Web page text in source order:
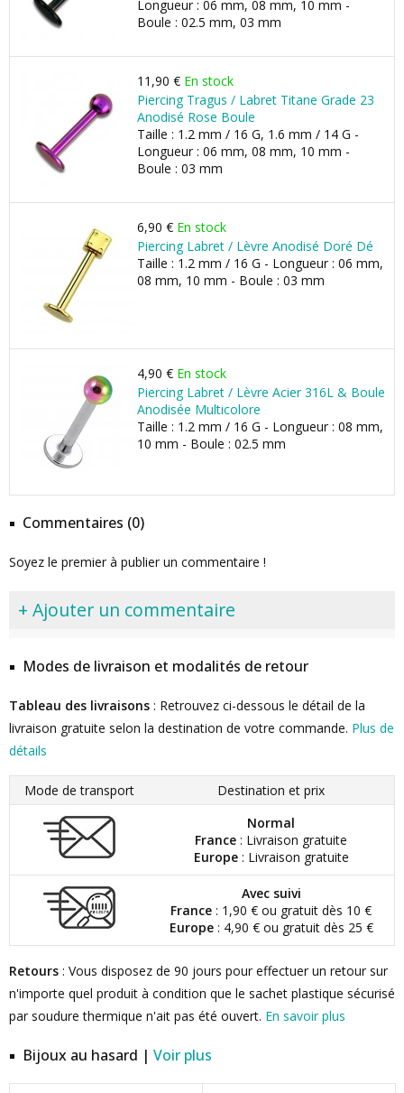
Longueur : 06 mm, 08 mm, 10 mm -
Boule : 02.5 mm, 03 mm
11,90 € En stock
Piercing Tragus / Labret Titane Grade 23
Anodisé Rose Boule
Taille : 1.2 mm / 16 G, 1.6 mm / 14 G -
Longueur : 06 mm, 08 mm, 10 mm -
Boule : 03 mm
6,90 € En stock
Piercing Labret / Lèvre Anodisé Doré Dé
Taille : 1.2 mm / 16 G - Longueur : 06 mm,
08 mm, 10 mm - Boule : 03 mm
4,90 € En stock
Piercing Labret / Lèvre Acier 316L & Boule
Anodisée Multicolore
Taille : 1.2 mm / 16 G - Longueur : 08 mm,
10 mm - Boule : 02.5 mm
Commentaires (0)
Soyez le premier à publier un commentaire !
+ Ajouter un commentaire
Modes de livraison et modalités de retour
Tableau des livraisons : Retrouvez ci-dessous le détail de la
livraison gratuite selon la destination de votre commande. Plus de
détails
Mode de transport
Destination et prix
Normal
France : Livraison gratuite
Europe: Livraison gratuite
Avec suivi
France : 1,90 € ou gratuit dès 10 €
Europe: 4,90 € ou gratuit dès 25 €
Retours : Vous disposez de 90 jours pour effectuer un retour sur
n'importe quel produit à condition que le sachet plastique sécurisé
par soudure thermique n'ait pas été ouvert. En savoir plus
Bijoux au hasard | Voir plus